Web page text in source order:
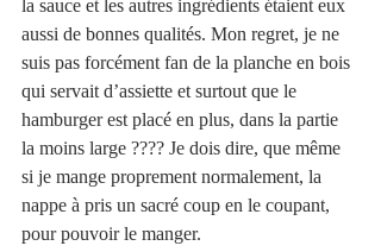
la sauce et les autres ingrédients étaient eux
aussi de bonnes qualités. Mon regret, je ne
suis pas forcément fan de la planche en bois
qui servait d’assiette et surtout que le
hamburger est placé en plus, dans la partie
la moins large ???? Je dois dire, que même
si je mange proprement normalement, la
nappe à pris un sacré coup en le coupant,
pour pouvoir le manger.